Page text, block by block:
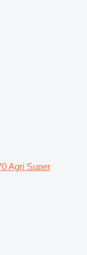
Agri Super